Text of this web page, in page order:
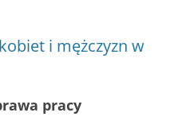
i mężczyzn w
pracy